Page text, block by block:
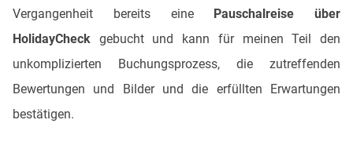
Vergangenheit bereits eine Pauschalreise über
HolidayCheck gebucht und kann für meinen Teil den
unkomplizierten Buchungsprozess, die zutreffenden
Bewertungen und Bilder und die erfüllten Erwartungen
bestätigen.